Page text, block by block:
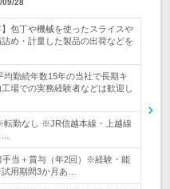
09/28
包丁や機械を使ったスライスや
め・計量した製品の出荷などを
勤続年数15年の当社で長期キ
場での実務経験者などは歓迎し
勤なし ※JR信越本線・上越線
手当＋賞与（年2回）※経験・能
用期間3か月あ…